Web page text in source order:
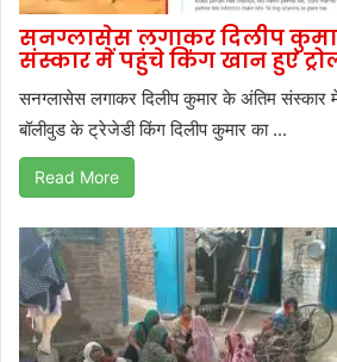
सनग्लासेस लगाकर दिलीप
संस्कार में पहुंचे किंग खान हुए
सनग्लासेस लगाकर दिलीप कुमार के अंतिम संस्कार
बॉलीवुड के ट्रेजेडी किंग दिलीप कुमार का ...
Read More